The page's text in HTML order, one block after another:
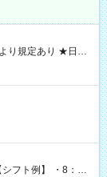
お仕事後はコ
試